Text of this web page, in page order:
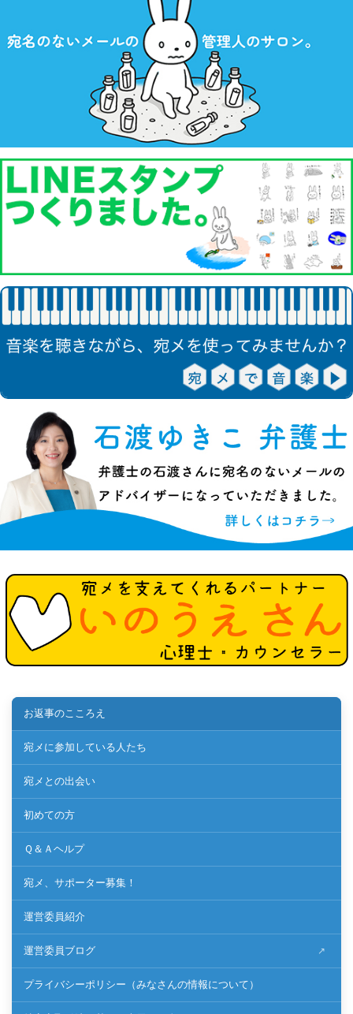
お返事のこころえ
宛メに参加している人たち
宛メとの出会い
初めての方
Ｑ＆Ａヘルプ
宛メ、サポーター募集！
運営委員紹介
運営委員ブログ
プライバシーポリシー（みなさんの情報について）